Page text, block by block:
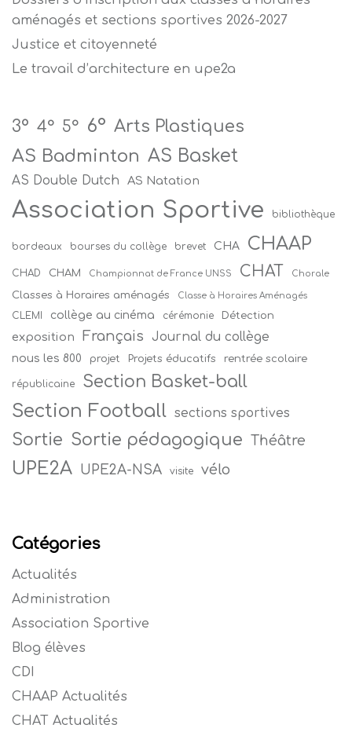
aménagés et sections sportives 2026-2027
Justice et citoyenneté
Le travail d’architecture en upe2a
3° 4° 5° 6° Arts Plastiques
AS Badminton AS Basket
AS Double Dutch AS Natation
Association Sportive bibliothèque
bordeaux bourses du collège brevet CHA CHAAP
CHAD CHAM Championnat de France UNSS CHAT Chorale
Classes à Horaires aménagés Classe à Horaires Aménagés
CLEMI collège au cinéma cérémonie Détection
exposition Français Journal du collège
nous les 800 projet Projets éducatifs rentrée scolaire
républicaine Section Basket-ball
Section Football sections sportives
Sortie Sortie pédagogique Théâtre
UPE2A UPE2A-NSA visite vélo
Catégories
Actualités
Administration
Association Sportive
Blog élèves
CDI
CHAAP Actualités
CHAT Actualités